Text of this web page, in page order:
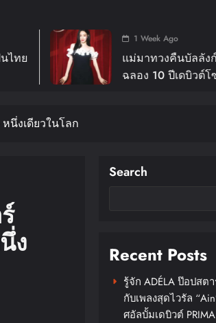
1 Week Ago
แม่มาทวงคืนบัลลังก์! ‘ทิฟฟานียัง’ ปักหมุดไ
ฉลอง 10 ปีเดบิวต์โซโล่กับคอนเสิร์ตใหญ่
นึ่งเดียวในโลก
ง
Search
Recent Posts
รู้จัก ADÉLA ป๊อปสต
กับเพลงสุดไวรัล
ศอัลบั้มเดบิวต์